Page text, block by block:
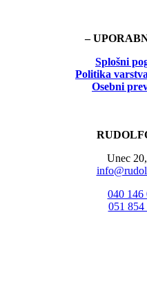
–
Splošni
Politika
Osebni
Unec
040 146
051